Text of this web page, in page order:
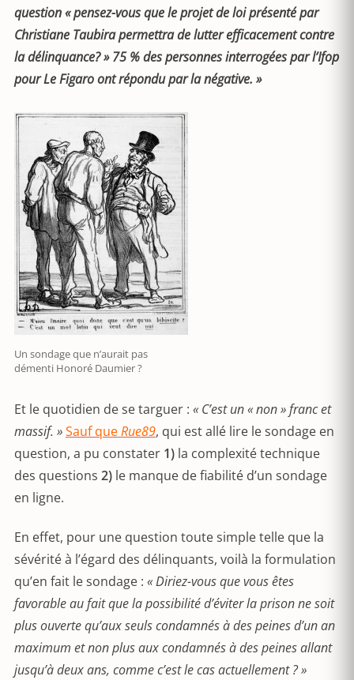
question « pensez-vous que le projet de loi présenté par
Christiane Taubira permettra de lutter efficacement contre
la délinquance? » 75 % des personnes interrogées par l’Ifop
pour Le Figaro ont répondu par la négative. »
Un sondage que n’aurait pas
démenti Honoré Daumier ?
Et le quotidien de se targuer : « C’est un « non » franc et
massif. »Sauf queRue89, qui est allé lire le sondage en
question, a pu constater 1) la complexité technique
des questions 2) le manque de fiabilité d’un sondage
en ligne.
En effet, pour une question toute simple telle que la
sévérité à l’égard des délinquants, voilà la formulation
qu’en fait le sondage : « Diriez-vous que vous êtes
favorable au fait que la possibilité d’éviter la prison ne soit
plus ouverte qu’aux seuls condamnés à des peines d’un an
maximum et non plus aux condamnés à des peines allant
jusqu’à deux ans, comme c’est le cas actuellement ? »